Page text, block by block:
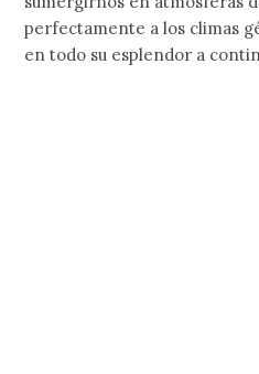
perfectamente a los climas
en todo su esplendor a